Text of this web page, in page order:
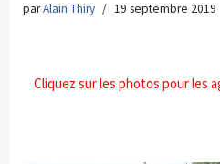
parAlain Thiry 19 septembre 2019
Cliquez sur les photos pour les